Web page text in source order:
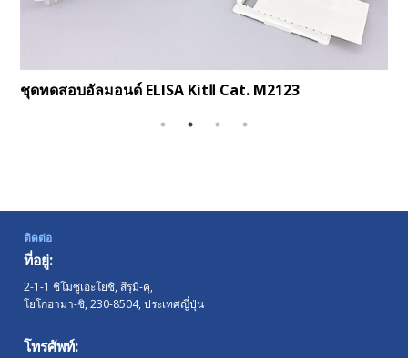
ชุดทดสอบอัลมอนด์ ELISA KitⅡ Cat. M2123
ติดต่อ
ที่อยู่:
2-1-1 ชิโมซูเอะโยชิ, สึรุมิ-คุ,
โยโกฮามา-ชิ,230-8504, ประเทศญี่ปุ่น
โทรศัพท์: